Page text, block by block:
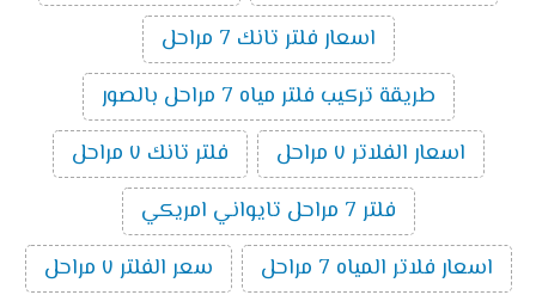
اسعار فلتر تانك 7 مراحل
طريقة تركيب فلتر مياه 7 مراحل بالصور
اسعار الفلاتر ٧ مراحل
فلتر تانك ٧ مراحل
فلتر 7 مراحل تايواني امريكي
اسعار فلاتر المياه 7 مراحل
سعر الفلتر ٧ مراحل